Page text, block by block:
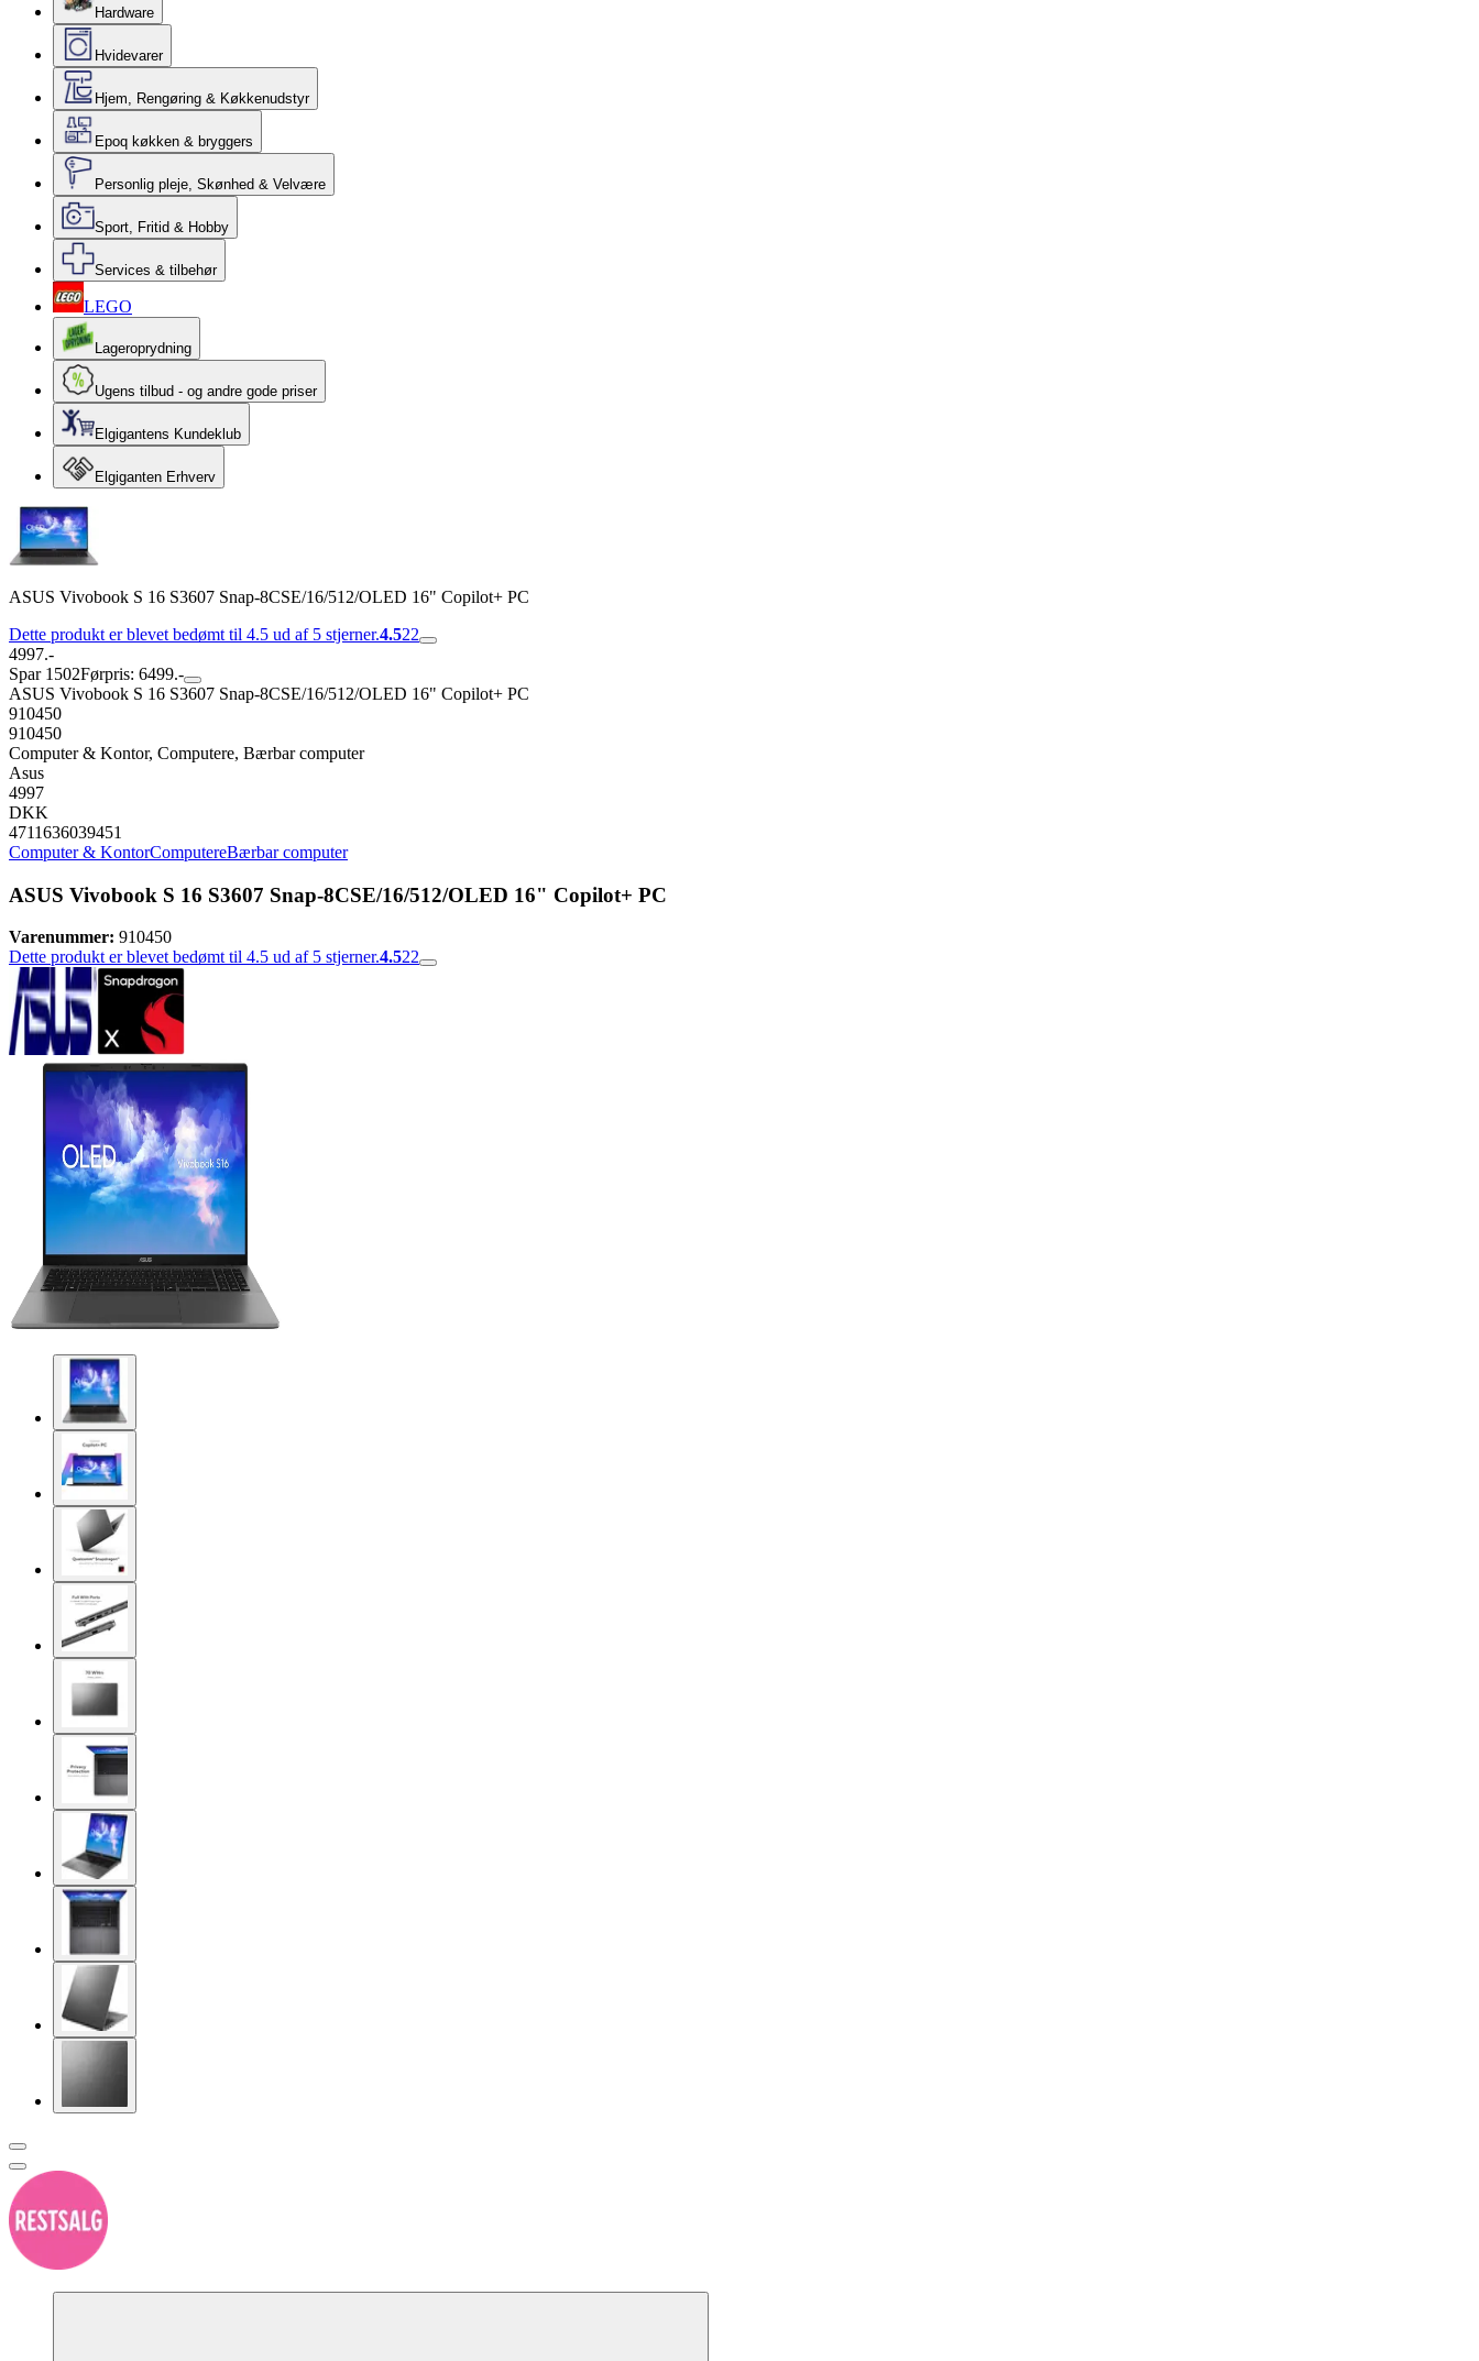
Hardware
Hvidevarer
Hjem, Rengøring & Køkkenudstyr
Epoq køkken & bryggers
Personlig pleje, Skønhed & Velvære
Sport, Fritid & Hobby
Services & tilbehør
LEGO
Lageroprydning
Ugens tilbud - og andre gode priser
Elgigantens Kundeklub
Elgiganten Erhverv
ASUS Vivobook S 16 S3607 Snap-8CSE/16/512/OLED 16" Copilot+ PC
Dette produkt er blevet bedømt til 4.5 ud af 5 stjerner.4.522
4997.-
Spar 1502Førpris: 6499.-
ASUS Vivobook S 16 S3607 Snap-8CSE/16/512/OLED 16" Copilot+ PC
910450
910450
Computer & Kontor, Computere, Bærbar computer
Asus
4997
DKK
4711636039451
Computer & KontorComputereBærbar computer
ASUS Vivobook S 16 S3607 Snap-8CSE/16/512/OLED 16" Copilot+ PC
Varenummer: 910450
Dette produkt er blevet bedømt til 4.5 ud af 5 stjerner.4.522